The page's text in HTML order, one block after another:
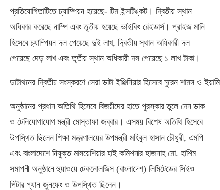
প্রতিযোগিতাটিতে চ্যাম্পিয়ন হয়েছে- টিম ইন্সটিঙ্কট। দ্বিতীয় স্থান
অধিকার করেছে নাম্পি এবং তৃতীয় হয়েছে ভাইকিং রেইডার্স। প্রাইজ মানি
হিসেবে চ্যাম্পিয়ন দল পেয়েছে দুই লাখ, দ্বিতীয় স্থান অধিকারী দল
পেয়েছে দেড় লাখ এবং তৃতীয় স্থান অধিকারী দল পেয়েছে ১ লাখ টাকা।
ডাটাথনের দ্বিতীয় সংস্করণে সেরা ডাটা ইঞ্জিনিয়ার হিসেবে নুরেন শামস ও
অনুষ্ঠানের প্রধান অতিথি হিসেবে বিজয়ীদের হাতে পুরস্কার তুলে দেন ডাক
ও টেলিযোগাযোগ মন্ত্রী মোস্তাফা জব্বার। এসময় বিশেষ অতিথি হিসেবে
উপস্থিত ছিলেন শিক্ষা মন্ত্রণালয়ের উপমন্ত্রী মহিবুল হাসান চৌধুরী, এমপি
এবং বাংলাদেশে নিযুক্ত মালয়েশিয়ার হাই কমিশনার হাজনাহ মো. হাশিম
সমাপনী অনুষ্ঠানে হুয়াওয়ে টেকনোলজিস (বাংলাদেশ) লিমিটেডের সিইও
পিটার প্যান জুনফেং ও উপস্থিত ছিলেন।